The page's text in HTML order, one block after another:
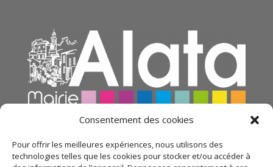
Consentement des cookies
Pour offrir les meilleures expériences, nous utilisons des
technologies telles que les cookies pour stocker et/ou accéder à